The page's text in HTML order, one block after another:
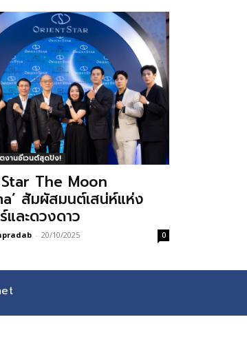
งานอีเวนต์สุดปัง!
The Moon
สัมผัสมนต์เสน่ห์แห่ง
ละดวงดาว
- 20/10/2025 0